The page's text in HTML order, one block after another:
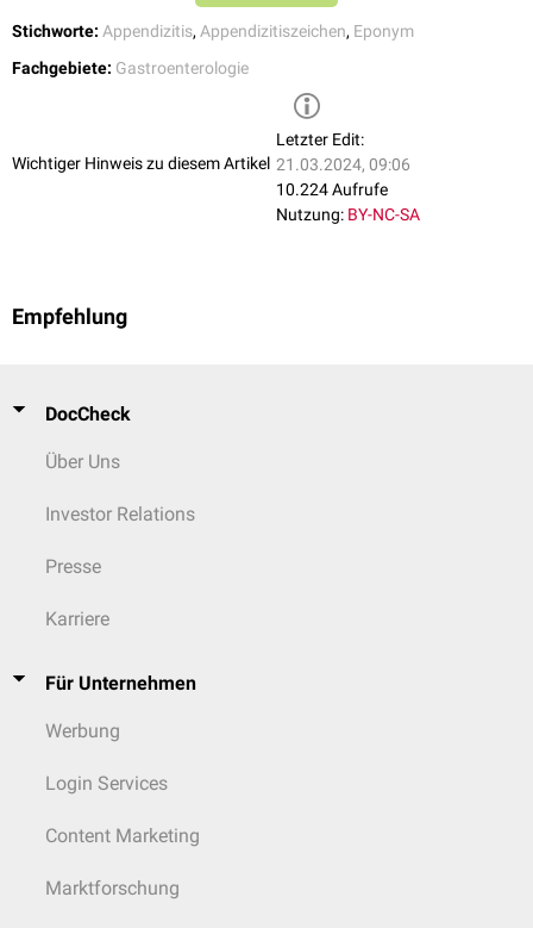
Stichworte: Appendizitis, Appendizitiszeichen, Eponym
Fachgebiete: Gastroenterologie
Wichtiger Hinweis zu diesem Artikel
Letzter Edit:
21.03.2024, 09:06
10.224 Aufrufe
Nutzung: BY-NC-SA
Empfehlung
DocCheck
Über Uns
Investor Relations
Presse
Karriere
Für Unternehmen
Werbung
Login Services
Content Marketing
Marktforschung